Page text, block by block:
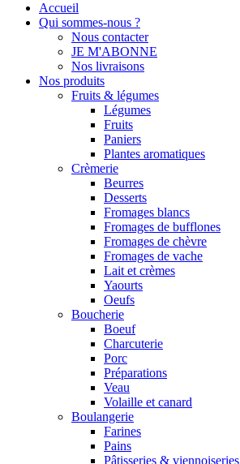
Accueil
Qui sommes-nous ?
Nous contacter
JE M'ABONNE
Nos livraisons
Nos produits
Fruits & légumes
Légumes
Fruits
Paniers
Plantes aromatiques
Crèmerie
Beurres
Desserts
Fromages blancs
Fromages de bufflones
Fromages de chèvre
Fromages de vache
Lait et crèmes
Yaourts
Oeufs
Boucherie
Boeuf
Charcuterie
Porc
Préparations
Veau
Volaille et canard
Boulangerie
Farines
Pains
Pâtisseries & viennoiseries